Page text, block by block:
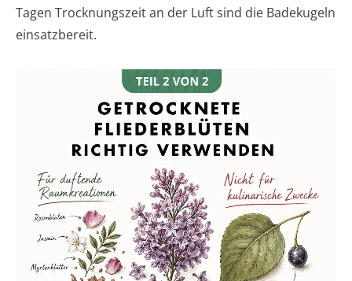
Tagen Trocknungszeit an der Luft sind die Badekugeln
einsatzbereit.